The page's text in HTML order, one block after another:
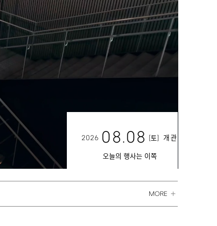
2026 08.08 [토] 개관
오늘의 행사는 이쪽
MORE